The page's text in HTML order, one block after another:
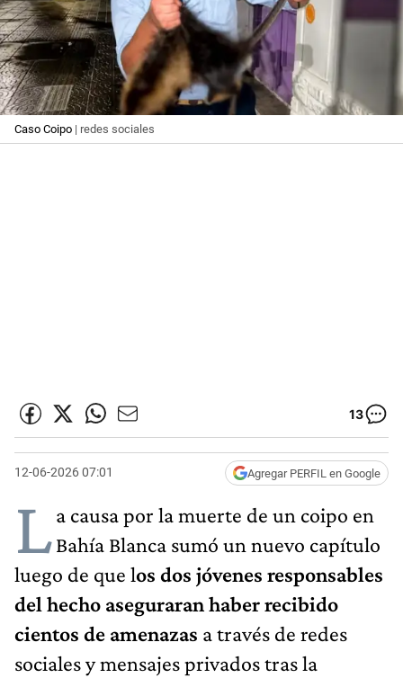
Caso Coipo | redes sociales
13
12-06-2026 07:01 Agregar PERFIL en Google
La causa por la muerte de un coipo en
Bahía Blanca sumó un nuevo capítulo
luego de que los dos jóvenes responsables
del hecho aseguraran haber recibido
cientos de amenazas a través de redes
sociales y mensajes privados tras la